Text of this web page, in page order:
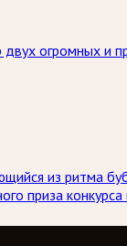
огромных и
из ритма
приза